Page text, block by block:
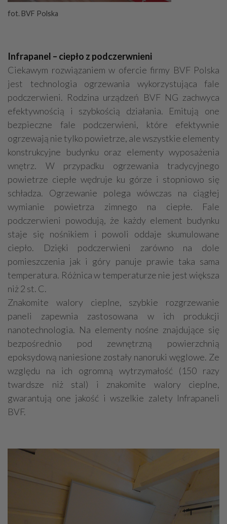
fot. BVF Polska
Infrapanel – ciepło z podczerwnieni
Ciekawym rozwiązaniem w ofercie firmy BVF Polska
jest technologia ogrzewania wykorzystująca fale
podczerwieni. Rodzina urządzeń BVF NG zachwyca
efektywnością i szybkością działania. Emitują one
bezpieczne fale podczerwieni, które efektywnie
ogrzewają nie tylko powietrze, ale wszystkie elementy
konstrukcyjne budynku oraz elementy wyposażenia
wnętrz. W przypadku ogrzewania tradycyjnego
powietrze ciepłe wędruje ku górze i stopniowo się
schładza. Ogrzewanie polega wówczas na ciągłej
wymianie powietrza zimnego na ciepłe. Fale
podczerwieni powodują, że każdy element budynku
staje się nośnikiem i powoli oddaje skumulowane
ciepło. Dzięki podczerwieni zarówno na dole
pomieszczenia jak i góry panuje prawie taka sama
temperatura. Różnica w temperaturze nie jest większa
niż 2 st. C.
Znakomite walory cieplne, szybkie rozgrzewanie
paneli zapewnia zastosowana w ich produkcji
nanotechnologia. Na elementy nośne znajdujące się
bezpośrednio pod zewnętrzną powierzchnią
epoksydową naniesione zostały nanoruki węglowe. Ze
względu na ich ogromną wytrzymałość (150 razy
twardsze niż stal) i znakomite walory cieplne,
gwarantują one jakość i wszelkie zalety Infrapaneli
BVF.